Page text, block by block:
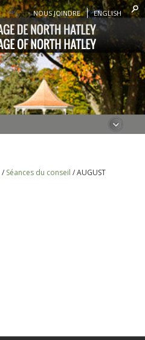
NOUS JOINDRE ENGLISH
/ Séances du conseil /AUGUST